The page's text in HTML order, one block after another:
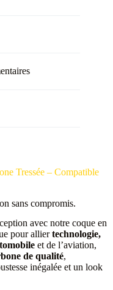
Tressée – Compatible
sans compromis.
avec notre coque en
pour alliertechnologie,
et de l’aviation,
de qualité,
inégalée et un look